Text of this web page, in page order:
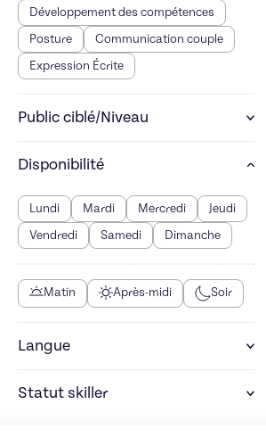
Développement des compétences
Posture
Communication couple
Expression Écrite
Public ciblé/Niveau
Disponibilité
Lundi Mardi Mercredi
Jeudi
Vendredi
Samedi Dimanche
Matin Après-midi Soir
Langue
Statut skiller